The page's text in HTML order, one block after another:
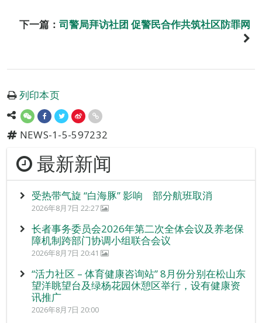
下一篇： 司警局拜访社团 促警民合作共筑社区防罪网
列印本页
NEWS-1-5-597232
最新新闻
受热带气旋 “白海豚” 影响 部分航班取消
2026年8月7日 22:27
长者事务委员会2026年第二次全体会议及养老保
障机制跨部门协调小组联合会议
2026年8月7日 20:41
“活力社区 – 体育健康咨询站” 8月份分别在松山东
望洋眺望台及绿杨花园休憩区举行，设有健康资
讯推广
2026年8月7日 20:00